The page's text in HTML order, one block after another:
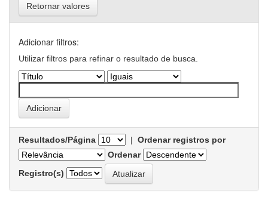
Retornar valores
Adicionar filtros:
Utilizar filtros para refinar o resultado de busca.
Resultados/Página | Ordenar registros por
Ordenar
Registro(s)